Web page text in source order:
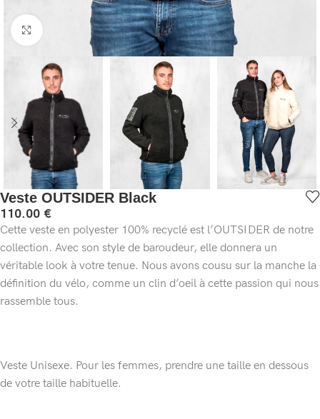
Cliquez pour agrandir
Veste OUTSIDER Black
110.00 €
Cette veste en polyester 100% recyclé est l’OUTSIDER de notre
collection. Avec son style de baroudeur, elle donnera un
véritable look à votre tenue. Nous avons cousu sur la manche la
définition du vélo, comme un clin d’oeil à cette passion qui nous
rassemble tous.
Veste Unisexe. Pour les femmes, prendre une taille en dessous
de votre taille habituelle.